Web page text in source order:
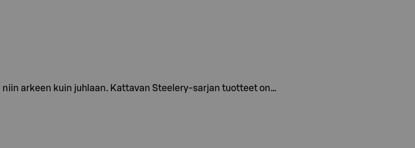
arkeen kuin juhlaan. Kattavan Steelery-sarjan tuotteet on…